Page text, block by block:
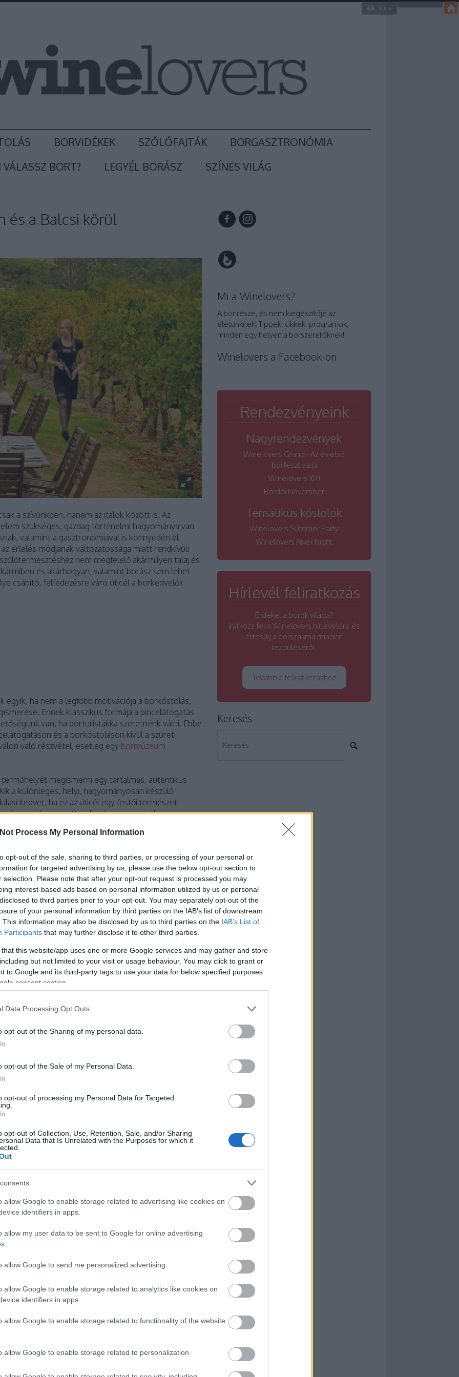
Process My Personal Information
opt-out of the sale, sharing to third parties, or processing of your personal or
for targeted advertising by us, please use the below opt-out section to
selection. Please note that after your opt-out request is processed you may
interest-based ads based on personal information utilized by us or personal
to third parties prior to your opt-out. You may separately opt-out of the
of your personal information by third parties on the IAB’s list of downstream
This information may also be disclosed by us to third parties on the IAB’s List of
Participants that may further disclose it to other third parties.
that this website/app uses one or more Google services and may gather and store
but not limited to your visit or usage behaviour. You may click to grant or
to Google and its third-party tags to use your data for below specified purposes
consent section.
Data Processing Opt Outs
opt-out of the Sharing of my personal data.
opt-out of the Sale of my Personal Data.
opt-out of processing my Personal Data for Targeted
opt-out of Collection, Use, Retention, Sale, and/or Sharing
Data that Is Unrelated with the Purposes for which it
allow Google to enable storage related to advertising like cookies on
identifiers in apps.
allow my user data to be sent to Google for online advertising
allow Google to send me personalized advertising.
allow Google to enable storage related to analytics like cookies on
identifiers in apps.
allow Google to enable storage related to functionality of the website
allow Google to enable storage related to personalization.
BORVIDÉKEK SZŐLŐFAJTÁK
BORGASZTRONÓMIA
BORT?
LEGYÉL BORÁSZ SZÍNES VILÁG
és a Balcsi körül
a szívünkben, hanem az italok között is. Az
szükséges, gazdag történelmi hagyománya van
valamint a gasztronómiával is könnyedén él
érlelés módjának változatossága miatt rendkívüli
nem megfelelő akármilyen talaj és
és akárhogyan, valamint borász sem lehet
csábító, felfedezésre váró úticél a borkedvelők
egyik, ha nem a legfőbb motivációja a borkóstolás,
Ennek klasszikus formája a pincelátogatás
van, ha borturistákká szeretnénk válni. Ebbe
és a borkóstoláson kívül a szüreti
való részvétel, esetleg egy bormúzeum
megismerni egy tartalmas, autentikus
a különleges, helyi, hagyományosan készülő
kedvet, ha ez az úticél egy festői természeti
bor, az ottani borász, vagy esetleg
például szüreti rendezvénnyel
kelünk, akkor egy körülbelül egynapos túra
borvidékét, pincéket, kóstolóhelyeket
szolgáltatások nyújtotta lehetőségekkel, például
így a kiruccanás után a legideálisabb, ha szállást
valakit sofőrnek, aki aztán passzív-agresszív
csak barátai kóstolhatnak. Léteznek wellnes és
feltöltődés közben sem kell lemondanunk, és az
Vannak, akikben nem veszett el mélyen valahol egy
érzik a borút kivitelezésének kigondolását. Az ő
léteznek szervezett, kiscsoportos borutak is,
sem tartozik a kedvenc elfoglaltságuk közé,
rendeljük a bort
újra
bor. A balatoni borvidékek népszerű
pártiaknak, ugyanis a fehér szőlő a
itt jellemző szőlőfajta, például a
készítenek. A legelterjedtebb az Olaszrizling,
Említésre méltó még a muskotály, mely
illatú, zamatú Szürkebarát. A talaj adottságai
kis gazdaságok, a tradicionális kis pincék, így a
is különösen csábító jellegzetessége a
kóstolni a különböző balatoni borvidékeken?
Mi a Winelovers?
A bor része, és nem kiegészítője az
életünknek! Tippek, cikkek, programok,
minden egy helyen a borszeretőknek!
Winelovers a Facebook-on
Rendezvényeink
Nagyrendezvények
Winelovers Grand - Az év első
borfesztiválja
Winelovers 100
Bordói November
Tematikus kóstolók
Winelovers Summer Party
Winelovers River Night
Hírlevél feliratkozás
Érdekel a borok világa?
Iratkozz fel a Winelovers hírlevelére és
értesülj a borszakma minden
rezdüléséről.
Tovább a feliratkozáshoz
Keresés